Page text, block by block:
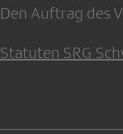
Den Auftrag des
Statuten SRG